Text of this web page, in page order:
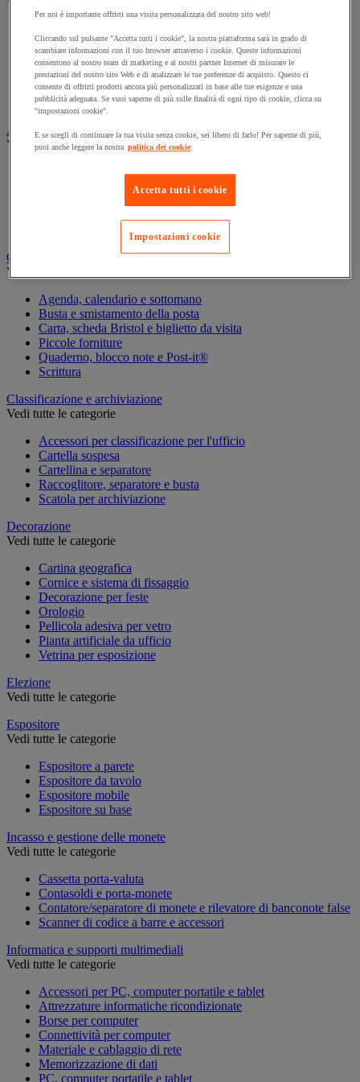
Archiviazione per cartelle sospese
Armadio
Armadio per ufficio
Carrello da ufficio
Libreria
Audiovisivi
Vedi tutte le categorie
Attrezzature audio e Hi-Fi
Connessione audio e video
Strumenti per proiezione e videoproiezione
Cancelleria e forniture per ufficio
Vedi tutte le categorie
Agenda, calendario e sottomano
Busta e smistamento della posta
Carta, scheda Bristol e biglietto da visita
Piccole forniture
Quaderno, blocco note e Post-it®
Scrittura
Classificazione e archiviazione
Vedi tutte le categorie
Accessori per classificazione per l'ufficio
Cartella sospesa
Cartellina e separatore
Raccoglitore, separatore e busta
Scatola per archiviazione
Decorazione
Vedi tutte le categorie
Cartina geografica
Cornice e sistema di fissaggio
Decorazione per feste
Orologio
Pellicola adesiva per vetro
Pianta artificiale da ufficio
Vetrina per esposizione
Elezione
Vedi tutte le categorie
Espositore
Vedi tutte le categorie
Espositore a parete
Espositore da tavolo
Espositore mobile
Espositore su base
Incasso e gestione delle monete
Vedi tutte le categorie
Cassetta porta-valuta
Contasoldi e porta-monete
Contatore/separatore di monete e rilevatore di banconote false
Scanner di codice a barre e accessori
Informatica e supporti multimediali
Vedi tutte le categorie
Accessori per PC, computer portatile e tablet
Attrezzature informatiche ricondizionate
Borse per computer
Connettività per computer
Materiale e cablaggio di rete
Memorizzazione di dati
PC, computer portatile e tablet
Per noi è importante offrirti una visita personalizzata del nostro sito web!
Cliccando sul pulsante "Accetta tutti i cookie", la nostra piattaforma sarà in grado di
scambiare informazioni con il tuo browser attraverso i cookie. Queste informazioni
consentono al nostro team di marketing e ai nostri partner Internet di misurare le
prestazioni del nostro sito Web e di analizzare le tue preferenze di acquisto. Questo ci
consente di offrirti prodotti ancora più personalizzati in base alle tue esigenze e una
pubblicità adeguata. Se vuoi saperne di più sulle finalità di ogni tipo di cookie, clicca su
"impostazioni cookie".
E se scegli di continuare la tua visita senza cookie, sei libero di farlo! Per saperne di più,
puoi anche leggere la nostra politica dei cookie
Accetta tutti i cookie
Impostazioni cookie